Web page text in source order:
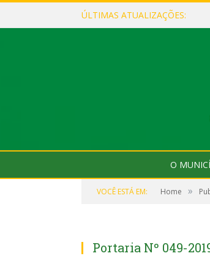
ÚLTIMAS ATUALIZAÇÕES:
O
VOCÊ ESTÁ EM: Home »
Portaria Nº 049-